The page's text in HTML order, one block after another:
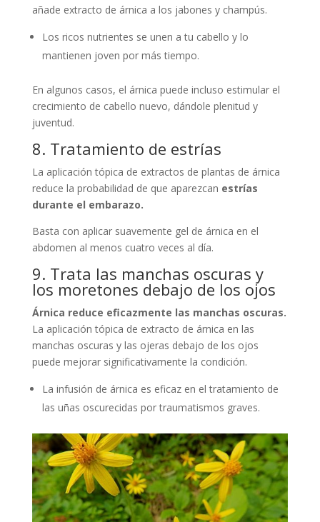
añade extracto de árnica a los jabones y champús.
Los ricos nutrientes se unen a tu cabello y lo
mantienen joven por más tiempo.
En algunos casos, el árnica puede incluso estimular el
crecimiento de cabello nuevo, dándole plenitud y
juventud.
8. Tratamiento de estrías
La aplicación tópica de extractos de plantas de árnica
reduce la probabilidad de que aparezcan estrías
durante el embarazo.
Basta con aplicar suavemente gel de árnica en el
abdomen al menos cuatro veces al día.
9. Trata las manchas oscuras y
los moretones debajo de los ojos
Árnica reduce eficazmente las manchas oscuras.
La aplicación tópica de extracto de árnica en las
manchas oscuras y las ojeras debajo de los ojos
puede mejorar significativamente la condición.
La infusión de árnica es eficaz en el tratamiento de
las uñas oscurecidas por traumatismos graves.